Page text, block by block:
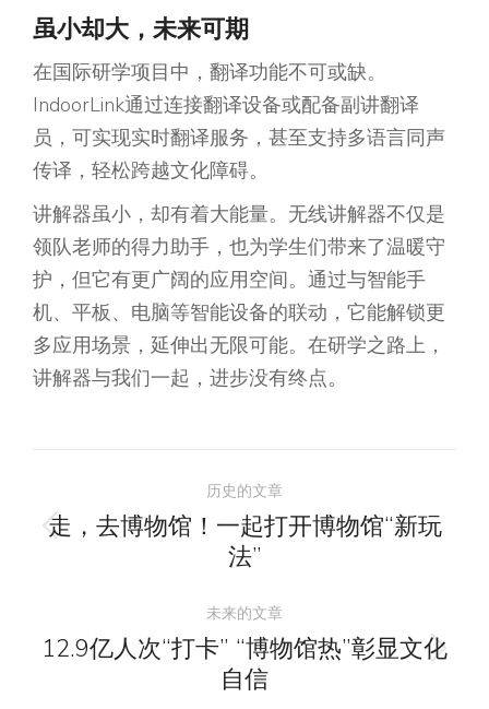
虽小却大，未来可期
在国际研学项目中，翻译功能不可或缺。
IndoorLink通过连接翻译设备或配备副讲翻译
员，可实现实时翻译服务，甚至支持多语言同声
传译，轻松跨越文化障碍。
讲解器虽小，却有着大能量。无线讲解器不仅是
领队老师的得力助手，也为学生们带来了温暖守
护，但它有更广阔的应用空间。通过与智能手
机、平板、电脑等智能设备的联动，它能解锁更
多应用场景，延伸出无限可能。在研学之路上，
讲解器与我们一起，进步没有终点。
章
航
历史的文章
历
史
的
文
章：
走，去博物馆！一起打开博物馆“新玩
法”
未来的文章
未
来
12.9亿人次“打卡” “博物馆热”彰显文化
自信